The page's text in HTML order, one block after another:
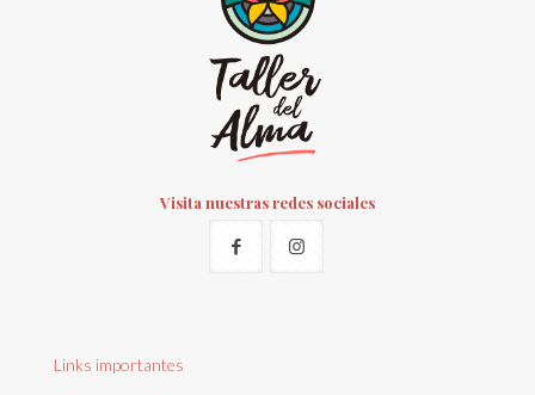
Visita nuestras redes sociales
Links importantes